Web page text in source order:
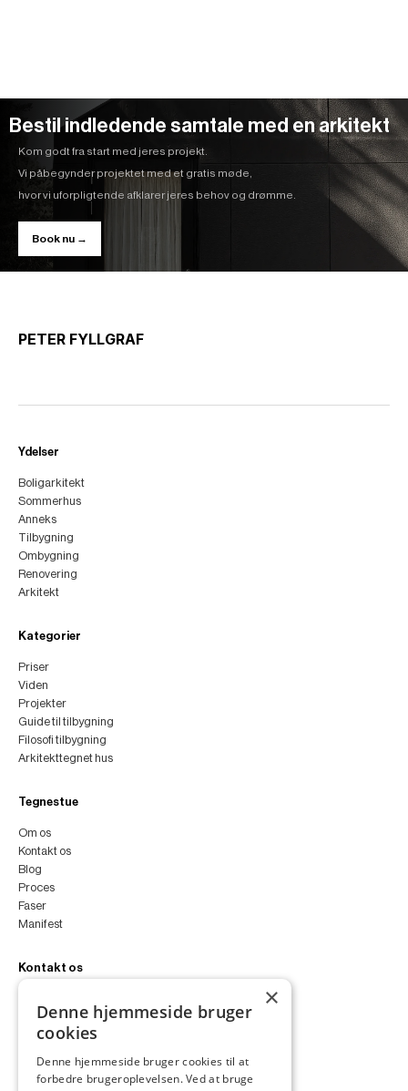
Bestil indledende samtale med en arkitekt
Kom godt fra start med jeres projekt.
Vi påbegynder projektet med et gratis møde,
hvor vi uforpligtende afklarer jeres behov og drømme.
Book nu →
PETER FYLLGRAF
Ydelser
Boligarkitekt
Sommerhus
Anneks
Tilbygning
Ombygning
Renovering
Arkitekt
Kategorier
Priser
Viden
Projekter
Guide til tilbygning
Filosofi tilbygning
Arkitekttegnet hus
Tegnestue
Om os
Kontakt os
Blog
Proces
Faser
Manifest
Kontakt os
+45 4252 0011
VA11a
2300 København S
×
Denne hjemmeside bruger
cookies
Denne hjemmeside bruger cookies til at
forbedre brugeroplevelsen. Ved at bruge